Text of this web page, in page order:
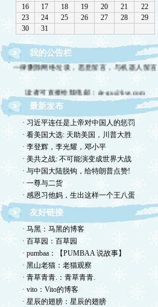
我的公告栏
一律删除网络垃圾，恶意留言，与机器人留言
欢迎留言交流，恕我不一一回复，敬请体谅。
欢迎转摘，包括国国内网站，但请注明出处！
欢迎光临德孤的小岛！谢绝网络垃圾！
最新发布
· 习近平连任是上帝对中国人的惩罚
· 看美国大选: 天助美国，川普大胜
· 李登辉，李光耀，邓小平
· 美共之战: 不可能演变成世界大战
· 与中国大陆脱钩，给特朗普点赞!
· 一尊与二货
· 感恩习他妈，生出这样一个王八蛋
友好链接
· 马黑：马黑的博客
· 百草园：百草园
· pumbaa：【PUMBAA 说故事】
· 黑山老猫：老猫观察
· 青草青青.：青草青青.
· vito：Vito的博客
· 星辰的翅膀：星辰的翅膀